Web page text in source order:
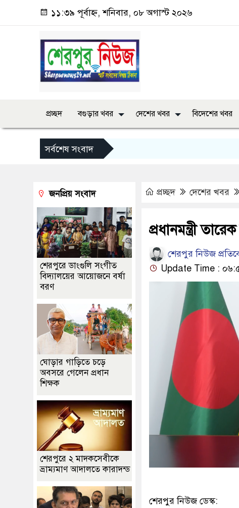
১১:৩৯ পূর্বাহ্ন, শনিবার, ০৮ অগাস্ট ২০২৬
প্রচ্ছদ বগুড়ার খবর দেশের খবর বিদেশের খবর
সর্বশেষ সংবাদ
প্রচ্ছদ দেশের খবর
প্রধানমন্ত্রী
শেরপুর নিউজ
Update Time :
শেরপুর নিউজ ডেস্ক:
জনপ্রিয় সংবাদ
শেরপুরে ডাংগুলি সংগীত
বিদ্যালয়ের আয়োজনে বর্ষা
বরণ
ঘোড়ার গাড়িতে চড়ে
অবসরে গেলেন প্রধান
শিক্ষক
শেরপুরে ২ মাদকসেবীকে
ভ্রাম্যমাণ আদালতে কারাদন্ড